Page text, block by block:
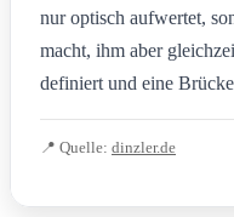
nur optisch aufwertet,
macht, ihm aber
definiert und eine
📍 Quelle: dinzler.de